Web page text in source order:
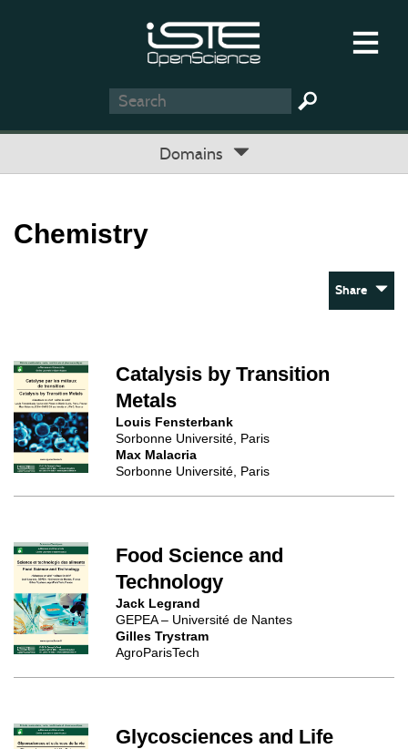
Domains
Chemistry
Share
Catalysis by Transition
Metals
Louis Fensterbank
Sorbonne Université, Paris
Max Malacria
Sorbonne Université, Paris
Food Science and
Technology
Jack Legrand
GEPEA – Université de Nantes
Gilles Trystram
AgroParisTech
Glycosciences and Life